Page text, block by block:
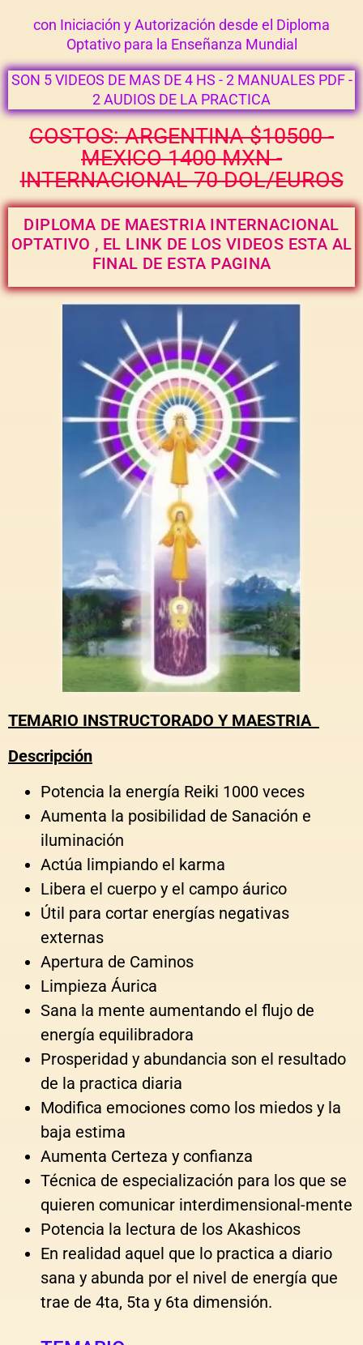
con Iniciación y Autorización desde el Diploma
Optativo para la Enseñanza Mundial
SON 5 VIDEOS DE MAS DE 4 HS - 2 MANUALES PDF -
2 AUDIOS DE LA PRACTICA
COSTOS: ARGENTINA $10500 -
MEXICO 1400 MXN -
INTERNACIONAL 70 DOL/EUROS
DIPLOMA DE MAESTRIA INTERNACIONAL
OPTATIVO , EL LINK DE LOS VIDEOS ESTA AL
FINAL DE ESTA PAGINA
TEMARIO INSTRUCTORADO Y MAESTRIA
Descripción
Potencia la energía Reiki 1000 veces
Aumenta la posibilidad de Sanación e
iluminación
Actúa limpiando el karma
Libera el cuerpo y el campo áurico
Útil para cortar energías negativas
externas
Apertura de Caminos
Limpieza Áurica
Sana la mente aumentando el flujo de
energía equilibradora
Prosperidad y abundancia son el resultado
de la practica diaria
Modifica emociones como los miedos y la
baja estima
Aumenta Certeza y confianza
Técnica de especialización para los que se
quieren comunicar interdimensional-mente
Potencia la lectura de los Akashicos
En realidad aquel que lo practica a diario
sana y abunda por el nivel de energía que
trae de 4ta, 5ta y 6ta dimensión.